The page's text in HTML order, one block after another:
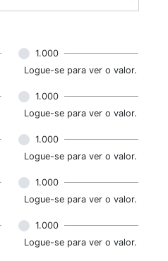
1.000
Logue-se para ver o valor.
1.000
Logue-se para ver o valor.
1.000
Logue-se para ver o valor.
1.000
Logue-se para ver o valor.
1.000
Logue-se para ver o valor.